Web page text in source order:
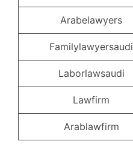
Arabelawyers
Familylawyersaudi
Laborlawsaudi
Lawfirm
Arablawfirm